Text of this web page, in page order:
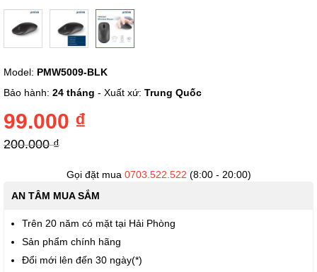
đến
phần
của
thư
viện
Model: PMW5009-BLK
Bảo hành: 24 tháng - Xuất xứ: Trung Quốc
99.000 ₫
200.000 ₫
Gọi đặt mua 0703.522.522 (8:00 - 20:00)
AN TÂM MUA SẮM
Trên 20 năm có mặt tại Hải Phòng
Sản phẩm chính hãng
Đổi mới lên đến 30 ngày(*)